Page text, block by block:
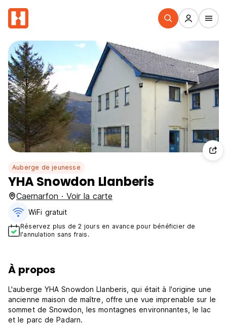
Auberge de jeunesse
YHA Snowdon Llanberis
Caernarfon · Voir la carte
WiFi gratuit
Réservez plus de 2 jours en avance pour bénéficier de
l'annulation sans frais.
À propos
L'auberge YHA Snowdon Llanberis, qui était à l'origine une
ancienne maison de maître, offre une vue imprenable sur le
sommet de Snowdon, les montagnes environnantes, le lac
et le parc de Padarn.